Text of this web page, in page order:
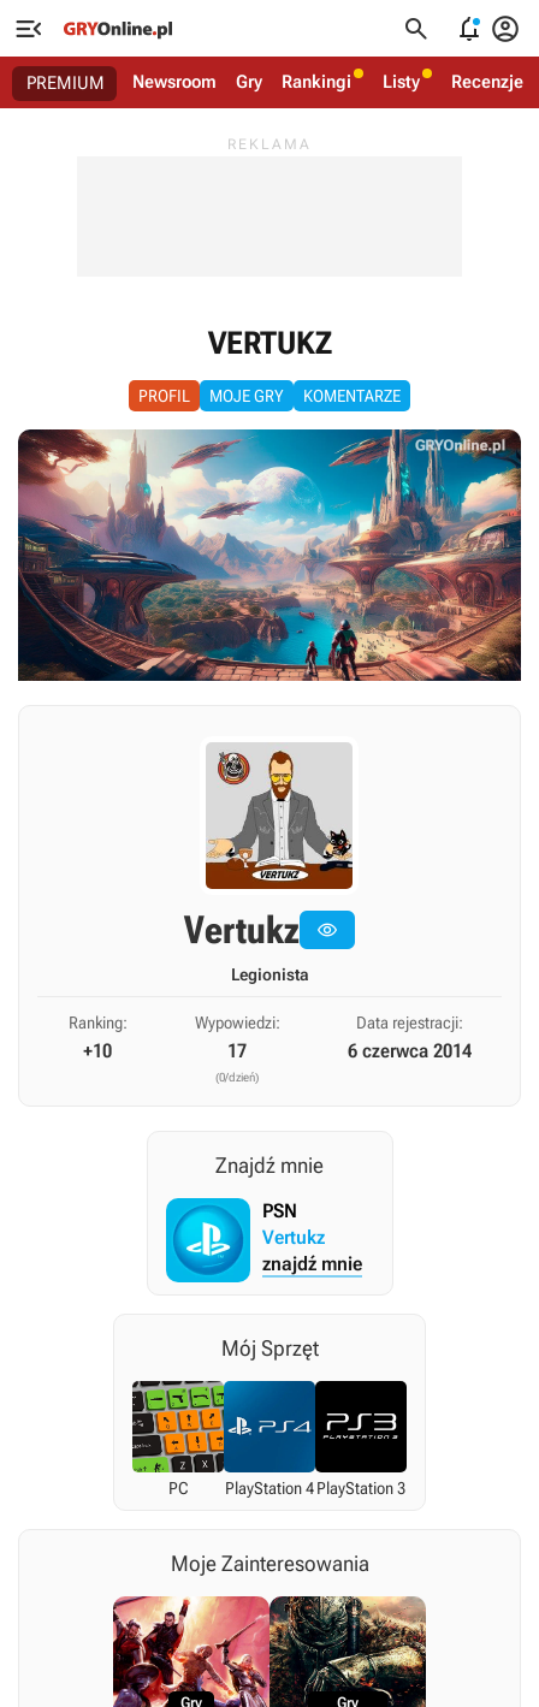
   
PREMIUM Newsroom Gry Rankingi Listy Recenzje
VERTUKZ
PROFIL MOJE GRY KOMENTARZE
Vertukz 
Legionista
Ranking:
+10
Wypowiedzi:
17
(0/dzień)
Data rejestracji:
6 czerwca 2014
Znajdź mnie
PSN
Vertukz
znajdź mnie
Mój Sprzęt
PC PlayStation 4PlayStation 3
Moje Zainteresowania
Gry
Gry